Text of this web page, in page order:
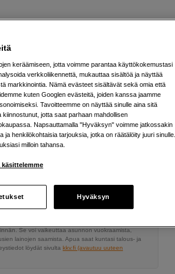
199 EUR
heinäkuuta - 16. elokuuta
Lisää ostoskoriin
0 EUR/kk lisäksi
Se voi vaikeuttaa asunnon vuokraamista,
lainojen saamista. Apua saat kuntasi talous- ja
löydät sivulta kkv.fi (avautuu uuteen
keräämiseen, jotta voimme parantaa käyttökokemustasi
verkkoliikennettä, mukauttaa sisältöä ja näyttää
markkinointia. Nämä evästeet sisältävät sekä omia että
kuten Googlen evästeitä, joiden kanssa jaamme
Tavoitteemme on näyttää sinulle aina sitä
kiinnostunut, jotta saat parhaan mahdollisen
Napsauttamalla "Hyväksyn" voimme jatkossakin
ja henkilökohtaisia tarjouksia, jotka on räätälöity juuri
milloin tahansa.
käsittelemme
Hyväksyn